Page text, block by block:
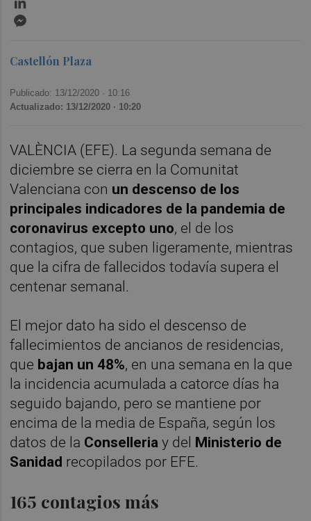
Castellón Plaza
Publicado: 13/12/2020 · 10:16
Actualizado: 13/12/2020 · 10:20
VALÈNCIA (EFE). La segunda semana de
diciembre se cierra en la Comunitat
Valenciana con un descenso de los
principales indicadores de la pandemia de
coronavirus excepto uno, el de los
contagios, que suben ligeramente, mientras
que la cifra de fallecidos todavía supera el
centenar semanal.
El mejor dato ha sido el descenso de
fallecimientos de ancianos de residencias,
que bajan un 48%, en una semana en la que
la incidencia acumulada a catorce días ha
seguido bajando, pero se mantiene por
encima de la media de España, según los
datos de la Conselleria y del Ministerio de
Sanidad recopilados por EFE.
165 contagios más